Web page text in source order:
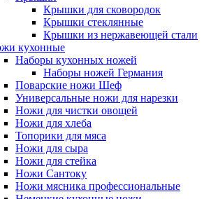
Крышки для сковородок
Крышки стеклянные
Крышки из нержавеющей стали
кухонные
Наборы кухонных ножей
Наборы ножей Германия
Поварские ножи Шеф
Универсальные ножи для нарезки
Ножи для чистки овощей
Ножи для хлеба
Топорики для мяса
Ножи для сыра
Ножи для стейка
Ножи Сантоку
Ножи мясника профессиональные